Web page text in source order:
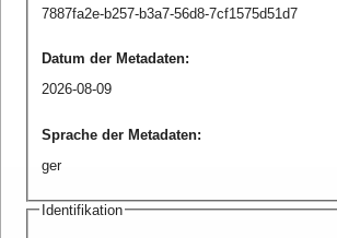
7887fa2e-b257-b3a7-56d8-7cf1575d51d7
Datum der Metadaten:
2026-08-09
Sprache der Metadaten:
ger
Identifikation